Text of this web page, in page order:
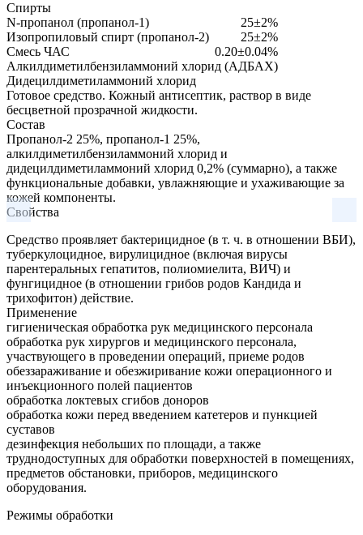
Спирты
N-пропанол (пропанол-1)
25±2%
Изопропиловый спирт (пропанол-2)
25±2%
Смесь ЧАС
0.20±0.04%
Алкилдиметилбензиламмоний хлорид (АДБАХ)
Дидецилдиметиламмоний хлорид
Готовое средство. Кожный антисептик, раствор в виде
бесцветной прозрачной жидкости.
Состав
Пропанол-2 25%, пропанол-1 25%,
алкилдиметилбензиламмоний хлорид и
дидецилдиметиламмоний хлорид 0,2% (суммарно), а также
функциональные добавки, увлажняющие и ухаживающие за
кожей компоненты.
Свойства
Средство проявляет бактерицидное (в т. ч. в отношении ВБИ),
туберкулоцидное, вирулицидное (включая вирусы
парентеральных гепатитов, полиомиелита, ВИЧ) и
фунгицидное (в отношении грибов родов Кандида и
трихофитон) действие.
Применение
гигиеническая обработка рук медицинского персонала
обработка рук хирургов и медицинского персонала,
участвующего в проведении операций, приеме родов
обеззараживание и обезжиривание кожи операционного и
инъекционного полей пациентов
обработка локтевых сгибов доноров
обработка кожи перед введением катетеров и пункцией
суставов
дезинфекция небольших по площади, а также
труднодоступных для обработки поверхностей в помещениях,
предметов обстановки, приборов, медицинского
оборудования.
Режимы обработки